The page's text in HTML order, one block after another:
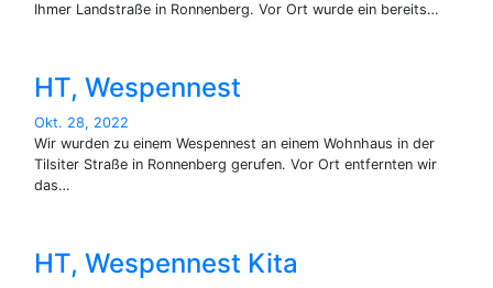
Ihmer Landstraße in Ronnenberg. Vor Ort wurde ein bereits…
HT, Wespennest
Okt. 28, 2022
Wir wurden zu einem Wespennest an einem Wohnhaus in der
Tilsiter Straße in Ronnenberg gerufen. Vor Ort entfernten wir
das…
HT, Wespennest Kita